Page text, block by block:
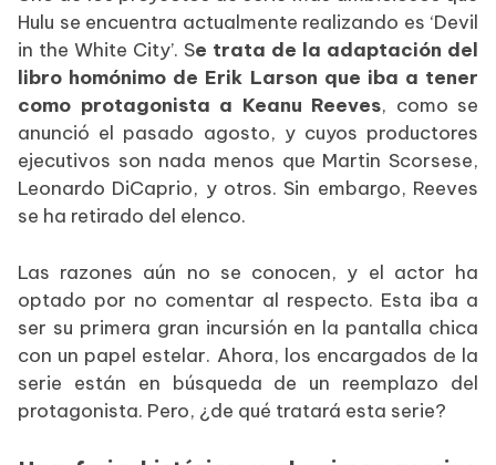
Hulu se encuentra actualmente realizando es ‘Devil
in the White City’. Se trata de la adaptación del
libro homónimo de Erik Larson que iba a tener
como protagonista a Keanu Reeves, como se
anunció el pasado agosto, y cuyos productores
ejecutivos son nada menos que Martin Scorsese,
Leonardo DiCaprio, y otros. Sin embargo, Reeves
se ha retirado del elenco.
Las razones aún no se conocen, y el actor ha
optado por no comentar al respecto. Esta iba a
ser su primera gran incursión en la pantalla chica
con un papel estelar. Ahora, los encargados de la
serie están en búsqueda de un reemplazo del
protagonista. Pero, ¿de qué tratará esta serie?